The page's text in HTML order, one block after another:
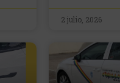
2 julio, 2026